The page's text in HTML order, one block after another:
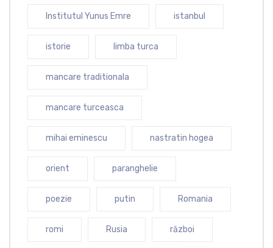
Institutul Yunus Emre istanbul
istorie limba turca
mancare traditionala
mancare turceasca
mihai eminescu nastratin hogea
orient paranghelie
poezie putin Romania
romi Rusia război